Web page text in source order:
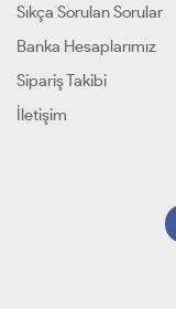
Sıkça Sorulan Sorular
Banka Hesaplarımız
Sipariş Takibi
İletişim